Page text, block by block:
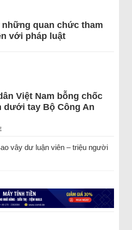
quan chức tham
với pháp luật
Việt Nam bỗng chốc
dưới tay Bộ Công An
vây dư luận viên – triệu người